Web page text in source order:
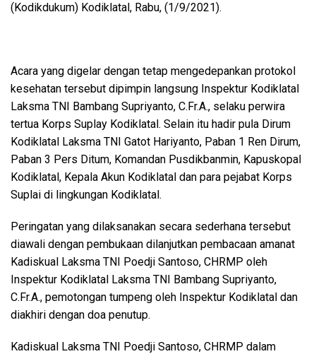
(Kodikdukum) Kodiklatal, Rabu, (1/9/2021).
Acara yang digelar dengan tetap mengedepankan protokol
kesehatan tersebut dipimpin langsung Inspektur Kodiklatal
Laksma TNI Bambang Supriyanto, C.Fr.A., selaku perwira
tertua Korps Suplay Kodiklatal. Selain itu hadir pula Dirum
Kodiklatal Laksma TNI Gatot Hariyanto, Paban 1 Ren Dirum,
Paban 3 Pers Ditum, Komandan Pusdikbanmin, Kapuskopal
Kodiklatal, Kepala Akun Kodiklatal dan para pejabat Korps
Suplai di lingkungan Kodiklatal.
Peringatan yang dilaksanakan secara sederhana tersebut
diawali dengan pembukaan dilanjutkan pembacaan amanat
Kadiskual Laksma TNI Poedji Santoso, CHRMP oleh
Inspektur Kodiklatal Laksma TNI Bambang Supriyanto,
C.Fr.A., pemotongan tumpeng oleh Inspektur Kodiklatal dan
diakhiri dengan doa penutup.
Kadiskual Laksma TNI Poedji Santoso, CHRMP dalam